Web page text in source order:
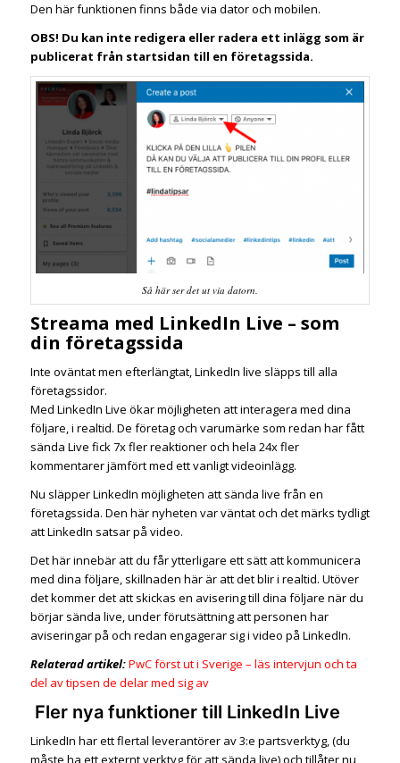
Den här funktionen finns både via dator och mobilen.
OBS! Du kan inte redigera eller radera ett inlägg som är
publicerat från startsidan till en företagssida.
Så här ser det ut via datorn.
Streama med LinkedIn Live – som
din företagssida
Inte oväntat men efterlängtat, LinkedIn live släpps till alla
företagssidor.
Med LinkedIn Live ökar möjligheten att interagera med dina
följare, i realtid. De företag och varumärke som redan har fått
sända Live fick 7x fler reaktioner och hela 24x fler
kommentarer jämfört med ett vanligt videoinlägg.
Nu släpper LinkedIn möjligheten att sända live från en
företagssida. Den här nyheten var väntat och det märks tydligt
att LinkedIn satsar på video.
Det här innebär att du får ytterligare ett sätt att kommunicera
med dina följare, skillnaden här är att det blir i realtid. Utöver
det kommer det att skickas en avisering till dina följare när du
börjar sända live, under förutsättning att personen har
aviseringar på och redan engagerar sig i video på LinkedIn.
Relaterad artikel:PwC först ut i Sverige – läs intervjun och ta
del av tipsen de delar med sig av
Fler nya funktioner till LinkedIn Live
LinkedIn har ett flertal leverantörer av 3:e partsverktyg, (du
måste ha ett externt verktyg för att sända live) och tillåter nu